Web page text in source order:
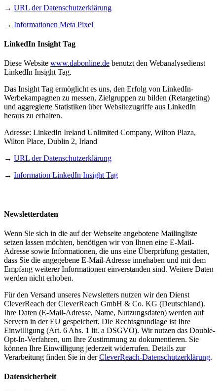
→ URL der Datenschutzerklärung
→ Informationen Meta Pixel
LinkedIn Insight Tag
Diese Website www.dabonline.de benutzt den Webanalysedienst
LinkedIn Insight Tag.
Das Insight Tag ermöglicht es uns, den Erfolg von LinkedIn-
Werbekampagnen zu messen, Zielgruppen zu bilden (Retargeting)
und aggregierte Statistiken über Websitezugriffe aus LinkedIn
heraus zu erhalten.
Adresse: LinkedIn Ireland Unlimited Company, Wilton Plaza,
Wilton Place, Dublin 2, Irland
→ URL der Datenschutzerklärung
→ Information LinkedIn Insight Tag
Newsletterdaten
Wenn Sie sich in die auf der Webseite angebotene Mailingliste
setzen lassen möchten, benötigen wir von Ihnen eine E-Mail-
Adresse sowie Informationen, die uns eine Überprüfung gestatten,
dass Sie die angegebene E-Mail-Adresse innehaben und mit dem
Empfang weiterer Informationen einverstanden sind. Weitere Daten
werden nicht erhoben.
Für den Versand unseres Newsletters nutzen wir den Dienst
CleverReach der CleverReach GmbH & Co. KG (Deutschland).
Ihre Daten (E-Mail-Adresse, Name, Nutzungsdaten) werden auf
Servern in der EU gespeichert. Die Rechtsgrundlage ist Ihre
Einwilligung (Art. 6 Abs. 1 lit. a DSGVO). Wir nutzen das Double-
Opt-In-Verfahren, um Ihre Zustimmung zu dokumentieren. Sie
können Ihre Einwilligung jederzeit widerrufen. Details zur
Verarbeitung finden Sie in derCleverReach-Datenschutzerklärung.
Datensicherheit